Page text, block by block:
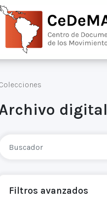
digital
Filtros avanzados